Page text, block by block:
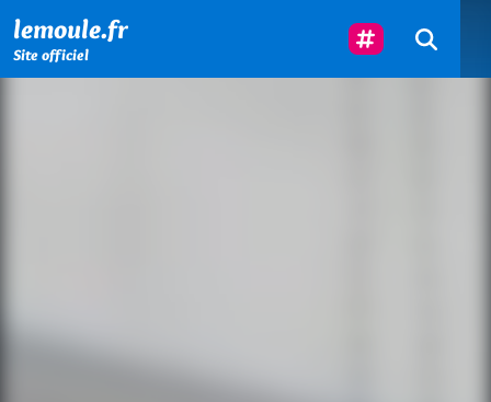
lemoule.fr
Site officiel
Suivez-Nous